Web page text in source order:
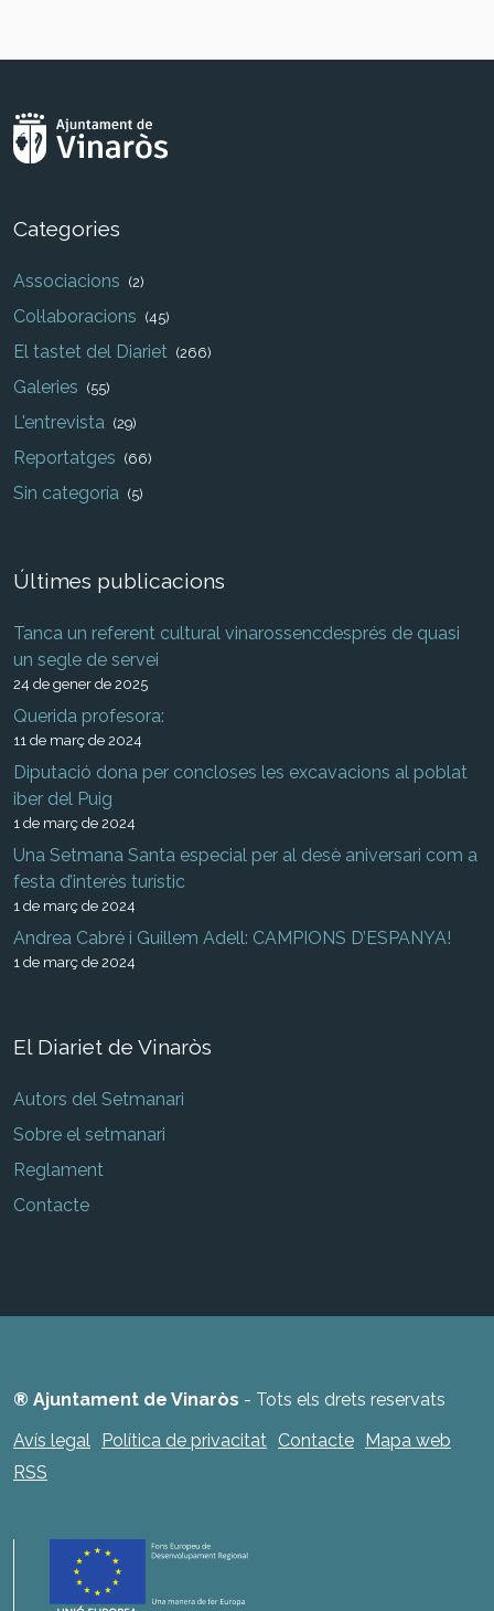
Categories
Associacions (2)
Col·laboracions (45)
El tastet del Diariet (266)
Galeries (55)
L'entrevista (29)
Reportatges (66)
Sin categoría (5)
Últimes publicacions
Tanca un referent cultural vinarossencdesprés de quasi
un segle de servei
24 de gener de 2025
Querida profesora:
11 de març de 2024
Diputació dona per concloses les excavacions al poblat
iber del Puig
1 de març de 2024
Una Setmana Santa especial per al desè aniversari com a
festa d’interès turístic
1 de març de 2024
Andrea Cabré i Guillem Adell: CAMPIONS D’ESPANYA!
1 de març de 2024
El Diariet de Vinaròs
Autors del Setmanari
Sobre el setmanari
Reglament
Contacte
® Ajuntament de Vinaròs - Tots els drets reservats
Avís legal
Política de privacitat Contacte
Mapa web
RSS